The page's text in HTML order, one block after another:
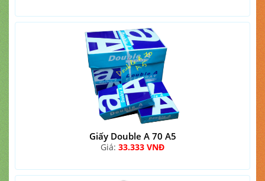
Giấy Double A 70 A5
Giá: 33.333 VNĐ